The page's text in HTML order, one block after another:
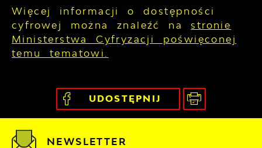
Więcej informacji o dostępności
cyfrowej można znaleźć nastronie
Ministerstwa Cyfryzacji poświęconej
temu tematowi.
UDOSTĘPNIJ
NEWSLETTER